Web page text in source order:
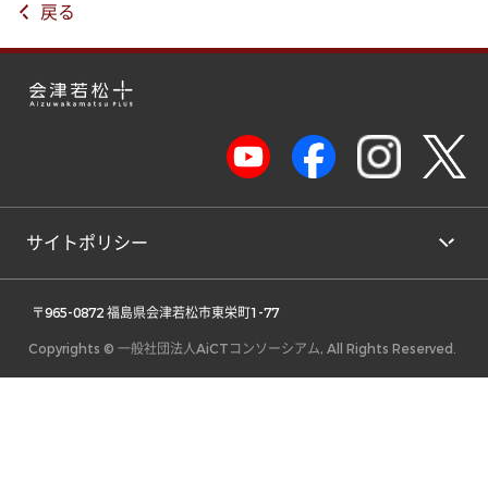
戻る
サイトポリシー
〒965-0872 福島県会津若松市東栄町1-77
Copyrights © 一般社団法人AiCTコンソーシアム, All Rights Reserved.